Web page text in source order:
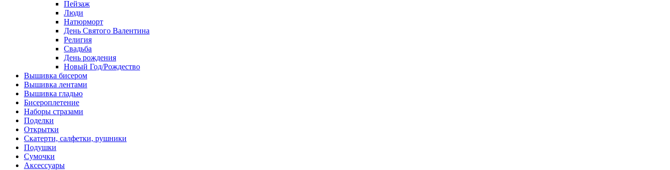
Пейзаж
Люди
Натюрморт
День Святого Валентина
Религия
Свадьба
День рождения
Новый Год/Рождество
Вышивка бисером
Вышивка лентами
Вышивка гладью
Бисероплетение
Наборы стразами
Поделки
Открытки
Скатерти, салфетки, рушники
Подушки
Сумочки
Аксессуары